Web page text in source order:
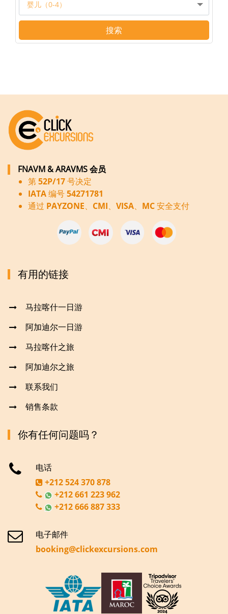
婴儿（0-4）
搜索
FNAVM & ARAVMS 会员
第 52P/17 号决定
IATA 编号 54271781
通过 PAYZONE、CMI、VISA、MC 安全支付
有用的链接
马拉喀什一日游
阿加迪尔一日游
马拉喀什之旅
阿加迪尔之旅
联系我们
销售条款
你有任何问题吗？
电话
+212 524 370 878
+212 661 223 962
+212 666 887 333
电子邮件
booking@clickexcursions.com